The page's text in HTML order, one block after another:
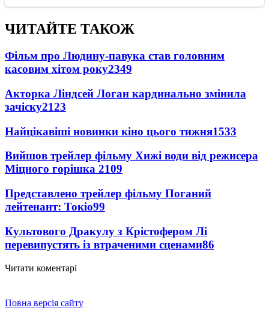
ЧИТАЙТЕ ТАКОЖ
Фільм про Людину-павука став головним
касовим хітом року2349
Акторка Ліндсей Логан кардинально змінила
зачіску2123
Найцікавіші новинки кіно цього тижня1533
Вийшов трейлер фільму Хижі води від режисера
Міцного горішка 2109
Представлено трейлер фільму Поганий
лейтенант: Токіо99
Культового Дракулу з Крістофером Лі
перевипустять із втраченими сценами86
Читати коментарі
Повна версія сайту